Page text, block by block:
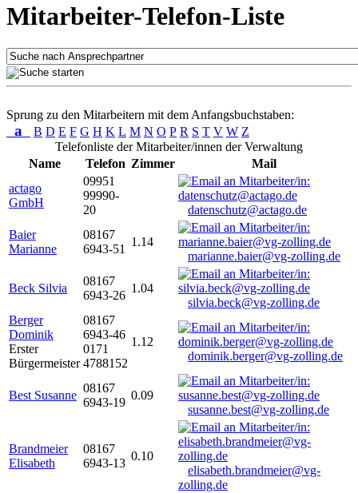
Mitarbeiter-Telefon-Liste
Sprung zu den Mitarbeitern mit dem Anfangsbuchstaben:
a B D E F G H K L M N O P R S T V W Z
Telefonliste der Mitarbeiter/innen der Verwaltung
Name
Telefon Zimmer
Mail
actago
GmbH
09951
99990-
20
datenschutz@actago.de
Baier
Marianne
08167
6943-51
1.14
marianne.baier@vg-zolling.de
Beck Silvia
08167
6943-26
1.04
silvia.beck@vg-zolling.de
Berger
Dominik
Erster
Bürgermeister
08167
6943-46
0171
4788152
1.12
dominik.berger@vg-zolling.de
Best Susanne
08167
6943-19
0.09
susanne.best@vg-zolling.de
Brandmeier
Elisabeth
08167
6943-13
0.10
elisabeth.brandmeier@vg-
zolling.de